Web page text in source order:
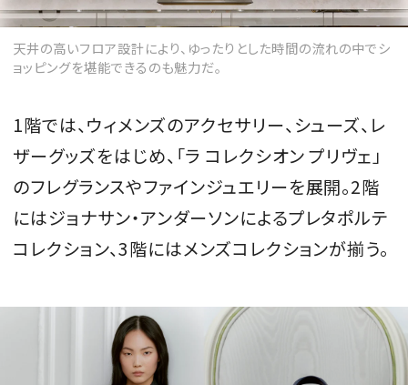
天井の高いフロア設計により、ゆったりとした時間の流れの中でシ
ョッピングを堪能できるのも魅力だ。
1階では、ウィメンズのアクセサリー、シューズ、レ
ザーグッズをはじめ、「ラ コレクシオン プリヴェ」
のフレグランスやファインジュエリーを展開。2階
にはジョナサン・アンダーソンによるプレタポルテ
コレクション、3階にはメンズコレクションが揃う。